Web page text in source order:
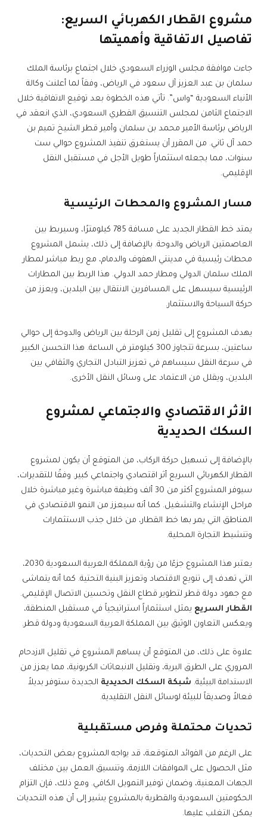
مشروع القطار الكهربائي السريع:
تفاصيل الاتفاقية وأهميتها
جاءت موافقة مجلس الوزراء السعودي خلال اجتماع برئاسة الملك
سلمان بن عبد العزيز آل سعود في الرياض، وفقاً لما أعلنت وكالة
الأنباء السعودية “واس”. تأتي هذه الخطوة بعد توقيع الاتفاقية خلال
الاجتماع الثامن لمجلس التنسيق القطري السعودي، الذي انعقد في
الرياض برئاسة الأمير محمد بن سلمان وأمير قطر الشيخ تميم بن
حمد آل ثاني. من المقرر أن يستغرق تنفيذ المشروع حوالي ست
سنوات، مما يجعله استثماراً طويل الأجل في مستقبل النقل
الإقليمي.
مسار المشروع والمحطات الرئيسية
يمتد خط القطار الجديد على مسافة 785 كيلومترًا، وسيربط بين
العاصمتين الرياض والدوحة. بالإضافة إلى ذلك، يشمل المشروع
محطات رئيسية في مدينتي الهفوف والدمام، مع ربط مباشر لمطار
الملك سلمان الدولي ومطار حمد الدولي. هذا الربط بين المطارات
الرئيسية سيسهل على المسافرين الانتقال بين البلدين، ويعزز من
حركة السياحة والاستثمار.
يهدف المشروع إلى تقليل زمن الرحلة بين الرياض والدوحة إلى حوالي
ساعتين، بسرعة تتجاوز 300 كيلومتر في الساعة. هذا التحسن الكبير
في سرعة النقل سيساهم في تعزيز التبادل التجاري والثقافي بين
البلدين، ويقلل من الاعتماد على وسائل النقل الأخرى.
الأثر الاقتصادي والاجتماعي لمشروع
السكك الحديدية
بالإضافة إلى تسهيل حركة الركاب، من المتوقع أن يكون لمشروع
القطار الكهربائي السريع أثر اقتصادي واجتماعي كبير. وفقًا للتقديرات،
سيوفر المشروع أكثر من 30 ألف وظيفة مباشرة وغير مباشرة خلال
مراحل الإنشاء والتشغيل. كما أنه سيعزز من النمو الاقتصادي في
المناطق التي يمر بها خط القطار، من خلال جذب الاستثمارات
وتنشيط التجارة المحلية.
يعتبر هذا المشروع جزءًا من رؤية المملكة العربية السعودية 2030،
التي تهدف إلى تنويع الاقتصاد وتعزيز البنية التحتية. كما أنه يتماشى
مع جهود دولة قطر لتطوير قطاع النقل وتحسين الاتصال الإقليمي.
القطار السريع يمثل استثماراً استراتيجياً في مستقبل المنطقة،
ويعكس التعاون الوثيق بين المملكة العربية السعودية ودولة قطر.
علاوة على ذلك، من المتوقع أن يساهم المشروع في تقليل الازدحام
المروري على الطرق البرية، وتقليل الانبعاثات الكربونية، مما يعزز من
الاستدامة البيئية. شبكة السكك الحديدية الجديدة ستوفر بديلاً
فعالاً وصديقاً للبيئة لوسائل النقل التقليدية.
تحديات محتملة وفرص مستقبلية
على الرغم من الفوائد المتوقعة، قد يواجه المشروع بعض التحديات،
مثل الحصول على الموافقات اللازمة، وتنسيق العمل بين مختلف
الجهات المعنية، وضمان توفير التمويل الكافي. ومع ذلك، فإن التزام
الحكومتين السعودية والقطرية بالمشروع يشير إلى أن هذه التحديات
يمكن التغلب عليها.